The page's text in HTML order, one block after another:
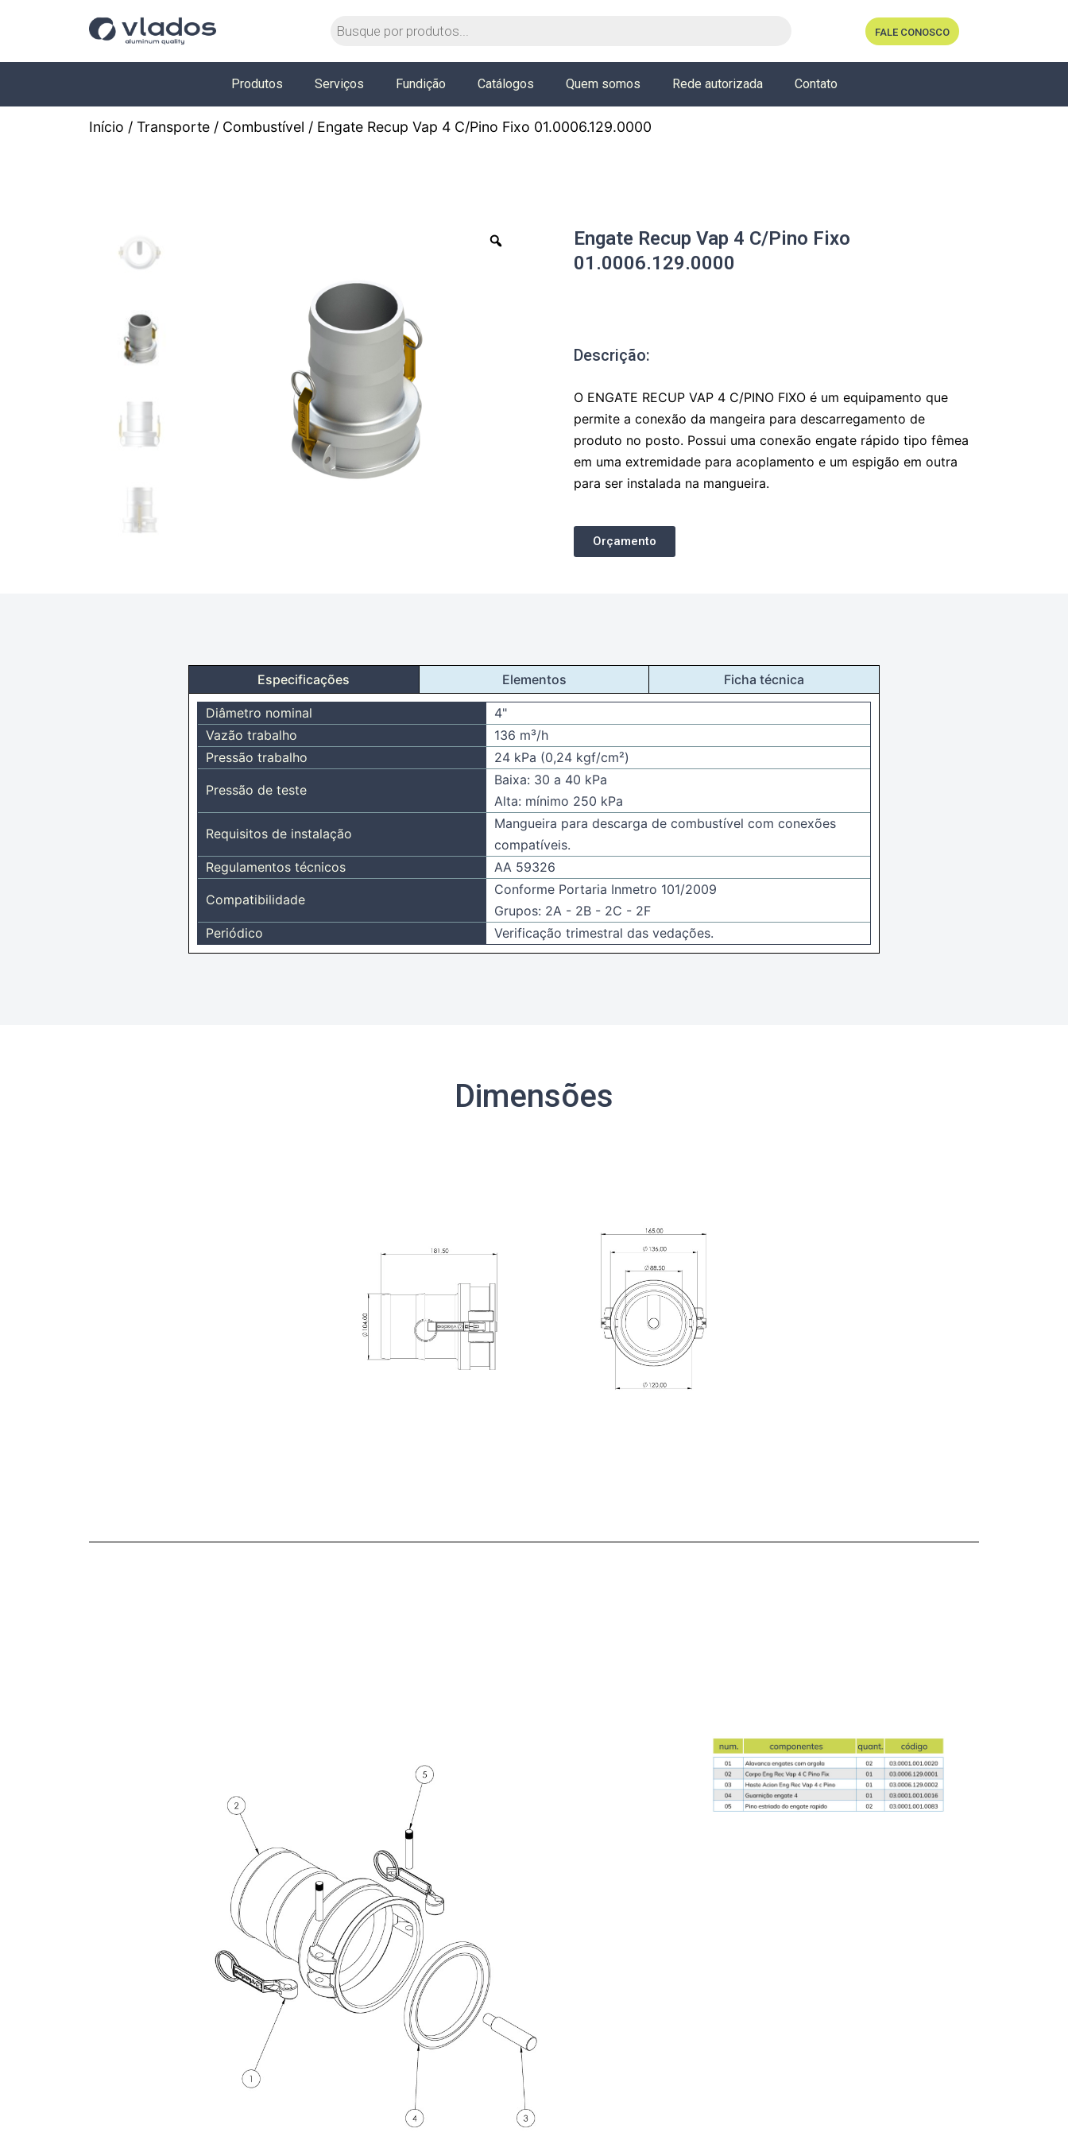
FALE CONOSCO
Produtos Serviços Fundição Catálogos Quem somos Rede autorizada Contato
Início / Transporte / Combustível / Engate Recup Vap 4 C/Pino Fixo 01.0006.129.0000
Engate Recup Vap 4 C/Pino Fixo
01.0006.129.0000
Descrição:
O ENGATE RECUP VAP 4 C/PINO FIXO é um equipamento que
permite a conexão da mangeira para descarregamento de
produto no posto. Possui uma conexão engate rápido tipo fêmea
em uma extremidade para acoplamento e um espigão em outra
para ser instalada na mangueira.
Orçamento
Especificações Elementos Ficha técnica
Diâmetro nominal
4"
Vazão trabalho
136 m³/h
Pressão trabalho
24 kPa (0,24 kgf/cm²)
Pressão de teste
Baixa: 30 a 40 kPa
Alta: mínimo 250 kPa
Requisitos de instalação
Mangueira para descarga de combustível com conexões
compatíveis.
Regulamentos técnicos
AA 59326
Compatibilidade
Conforme Portaria Inmetro 101/2009
Grupos: 2A - 2B - 2C - 2F
Periódico
Verificação trimestral das vedações.
Dimensões